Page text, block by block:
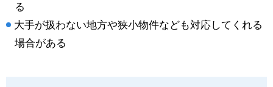
る
大手が扱わない地方や狭小物件なども対応してくれる
場合がある